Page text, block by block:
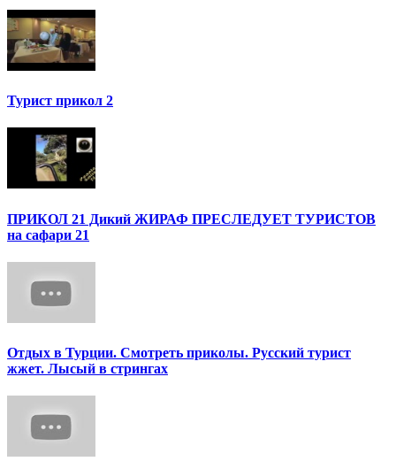
Турист прикол 2
ПРИКОЛ 21 Дикий ЖИРАФ ПРЕСЛЕДУЕТ ТУРИСТОВ
на сафари 21
Отдых в Турции. Смотреть приколы. Русский турист
жжет. Лысый в стрингах